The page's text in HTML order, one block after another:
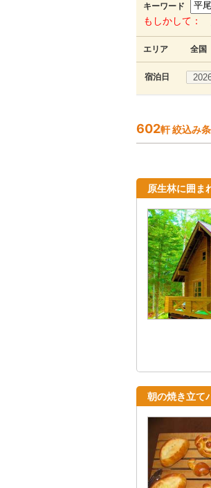
キーワード
もしかして：
エリア 全国
宿泊日
602軒 絞込み
原生林に囲ま
朝の焼き立て